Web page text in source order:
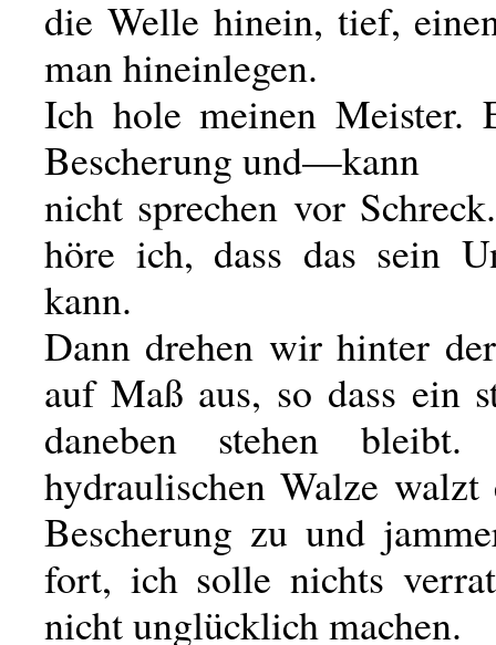
die Welle hinein, tief,
man hineinlegen.
Ich hole meinen Meister.
Bescherung und—kann
nicht sprechen vor
höre ich, dass das sein
kann.
Dann drehen wir hinter
auf Maß aus, so dass ein
daneben stehen
hydraulischen Walze
Bescherung zu und
fort, ich solle nichts
nicht unglücklich machen.